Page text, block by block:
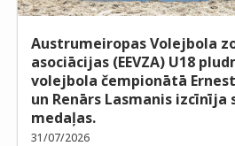
Austrumeiropas Volejbola
asociācijas (EEVZA) U18
volejbola čempionātā
un Renārs Lasmanis izcīnīja
medaļas.
31/07/2026